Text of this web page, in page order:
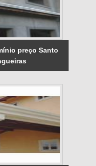
preço Santo